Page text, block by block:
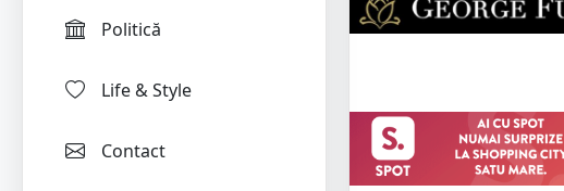
Politică
Life & Style
Contact